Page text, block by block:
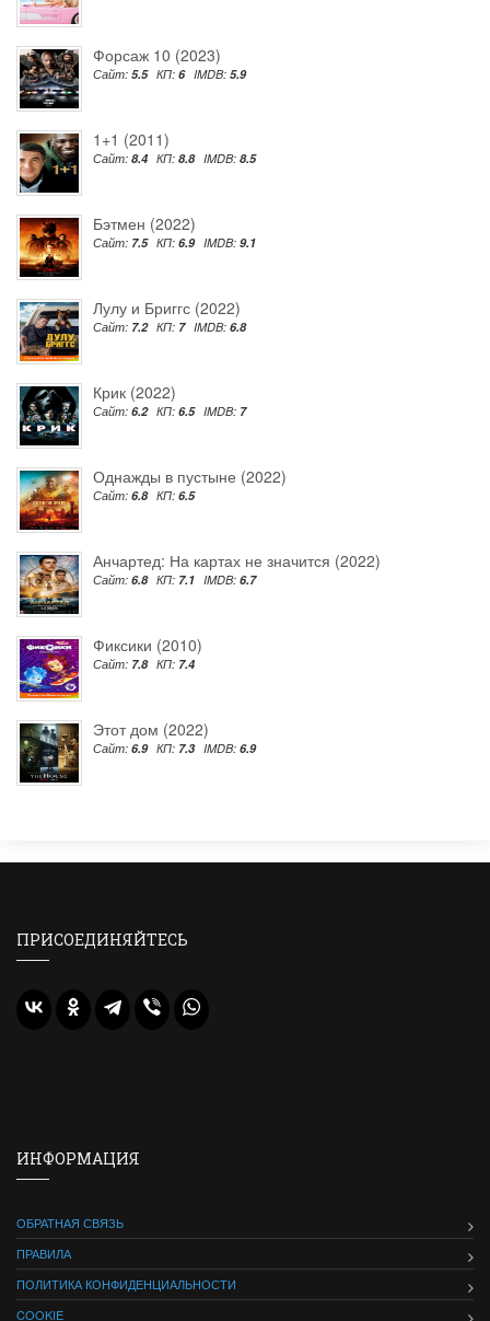
Форсаж 10 (2023)
Сайт: 5.5 КП: 6 IMDB: 5.9
1+1 (2011)
Сайт: 8.4 КП: 8.8 IMDB: 8.5
Бэтмен (2022)
Сайт: 7.5 КП: 6.9 IMDB: 9.1
Лулу и Бриггс (2022)
Сайт: 7.2 КП: 7 IMDB: 6.8
Крик (2022)
Сайт: 6.2 КП: 6.5 IMDB: 7
Однажды в пустыне (2022)
Сайт: 6.8 КП: 6.5
Анчартед: На картах не значится (2022)
Сайт: 6.8 КП: 7.1 IMDB: 6.7
Фиксики (2010)
Сайт: 7.8 КП: 7.4
Этот дом (2022)
Сайт: 6.9 КП: 7.3 IMDB: 6.9
ПРИСОЕДИНЯЙТЕСЬ
ИНФОРМАЦИЯ
ОБРАТНАЯ СВЯЗЬ
ПРАВИЛА
ПОЛИТИКА КОНФИДЕНЦИАЛЬНОСТИ
COOKIE